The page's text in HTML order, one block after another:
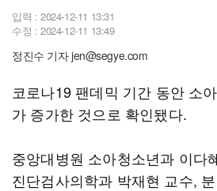
입력 : 2024-12-11 13:31
수정 : 2024-12-11 13:49
정진수 기자 jen@segye.com
코로나19 팬데믹 기간 동안 소
가 증가한 것으로 확인됐다.
중앙대병원 소아청소년과 이다
진단검사의학과 박재현 교수,